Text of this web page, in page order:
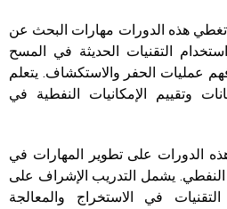
تغطي هذه الدورات مهارات البحث عن
التقنيات الحديثة في المسح
عمليات الحفر والاستكشاف. يتعلم
وتقييم الإمكانيات النفطية في
الدورات على تطوير المهارات في
النفطي. يشمل التدريب الإشراف على
في الاستخراج والمعالجة